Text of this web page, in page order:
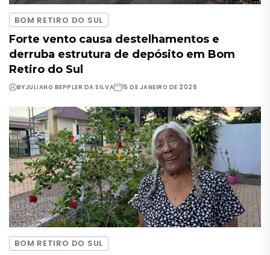
BOM RETIRO DO SUL
Forte vento causa destelhamentos e
derruba estrutura de depósito em Bom
Retiro do Sul
BYJULIANO BEPPLER DA SILVA 15 DE JANEIRO DE 2026
BOM RETIRO DO SUL